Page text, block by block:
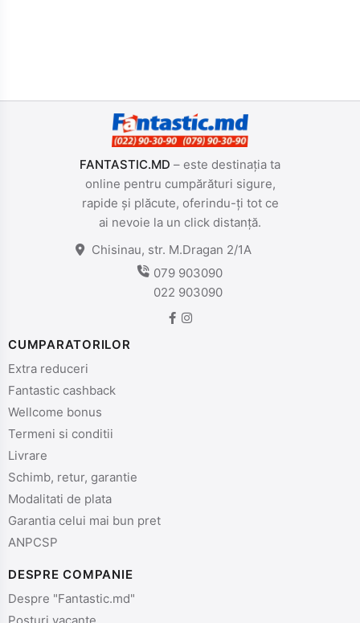
FANTASTIC.MD – este destinația ta
online pentru cumpărături sigure,
rapide și plăcute, oferindu-ți tot ce
ai nevoie la un click distanță.
Chisinau, str. M.Dragan 2/1A
079 903090
022 903090
CUMPARATORILOR
Extra reduceri
Fantastic cashback
Wellcome bonus
Termeni si conditii
Livrare
Schimb, retur, garantie
Modalitati de plata
Garantia celui mai bun pret
ANPCSP
DESPRE COMPANIE
Despre "Fantastic.md"